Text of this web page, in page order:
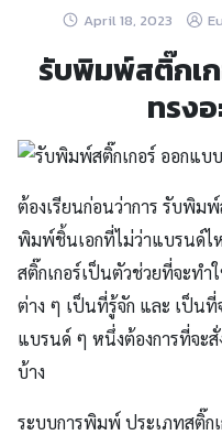
April 18, 2023
รับพิมพ์สติ๊กเ
ทรงอ
ต้องเรียนก่อนว่าการ รับพิม
พิมพ์ชิ้นเอกที่ไม่ว่าแบรนด์ไ
สติ๊กเกอร์เป็นตัวช่วยที่จะท
ต่าง ๆ เป็นที่รู้จัก และ เป็น
แบรนด์ ๆ หนึ่งต้องการที่จะสั่
บ้าง
ระบบการพิมพ์ ประเภทสติ๊ก